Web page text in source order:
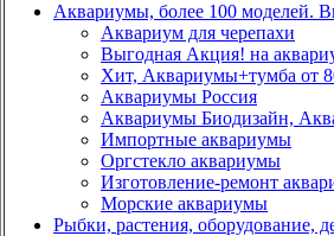
Аквариумы, более 100 моделей.
Аквариум для черепахи
Выгодная Акция! на
Хит, Аквариумы+тумба от
Аквариумы Россия
Аквариумы Биодизайн,
Импортные аквариумы
Оргстекло аквариумы
Изготовление-ремонт
Морские аквариумы
Рыбки, растения, оборудование,